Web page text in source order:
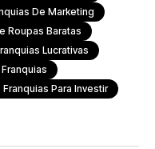
De Marketing
Roupas Baratas
Lucrativas
Para Investir